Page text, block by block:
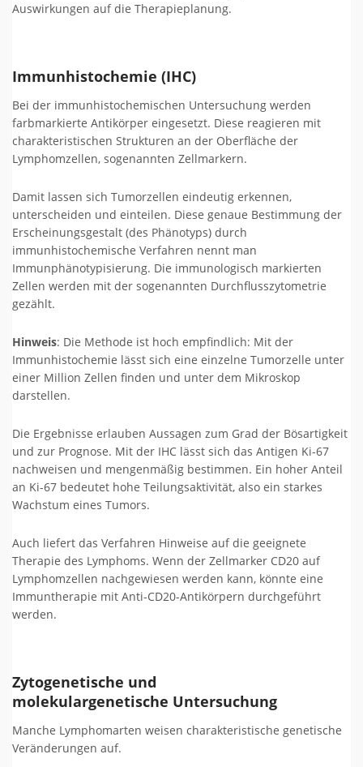
Auswirkungen auf die Therapieplanung.
Immunhistochemie (IHC)
Bei der immunhistochemischen Untersuchung werden
farbmarkierte Antikörper eingesetzt. Diese reagieren mit
charakteristischen Strukturen an der Oberfläche der
Lymphomzellen, sogenannten Zellmarkern.
Damit lassen sich Tumorzellen eindeutig erkennen,
unterscheiden und einteilen. Diese genaue Bestimmung der
Erscheinungsgestalt (des Phänotyps) durch
immunhistochemische Verfahren nennt man
Immunphänotypisierung. Die immunologisch markierten
Zellen werden mit der sogenannten Durchflusszytometrie
gezählt.
Hinweis: Die Methode ist hoch empfindlich: Mit der
Immunhistochemie lässt sich eine einzelne Tumorzelle unter
einer Million Zellen finden und unter dem Mikroskop
darstellen.
Die Ergebnisse erlauben Aussagen zum Grad der Bösartigkeit
und zur Prognose. Mit der IHC lässt sich das Antigen Ki-67
nachweisen und mengenmäßig bestimmen. Ein hoher Anteil
an Ki-67 bedeutet hohe Teilungsaktivität, also ein starkes
Wachstum eines Tumors.
Auch liefert das Verfahren Hinweise auf die geeignete
Therapie des Lymphoms. Wenn der Zellmarker CD20 auf
Lymphomzellen nachgewiesen werden kann, könnte eine
Immuntherapie mit Anti-CD20-Antikörpern durchgeführt
werden.
Zytogenetische und
molekulargenetische Untersuchung
Manche Lymphomarten weisen charakteristische genetische
Veränderungen auf.